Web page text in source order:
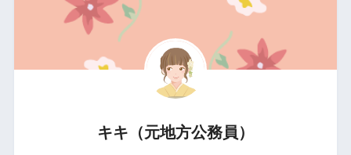
キキ（元地方公務員）